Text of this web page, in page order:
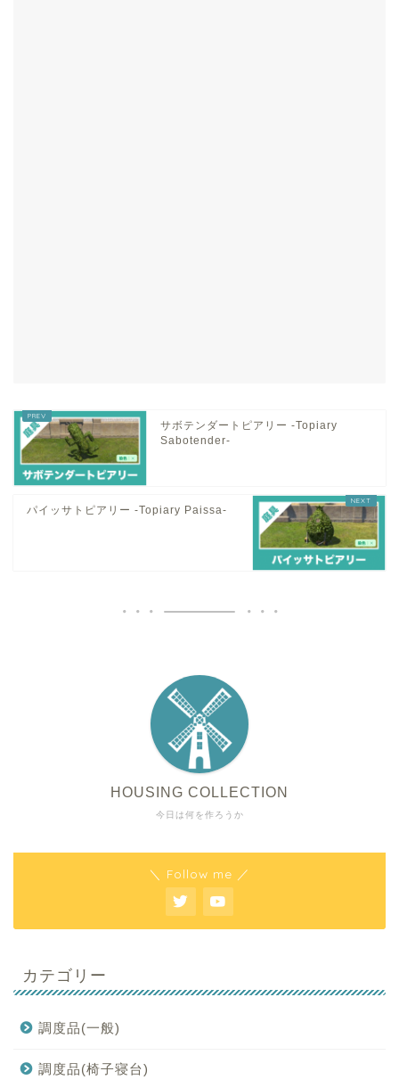
サボテンダートピアリー -Topiary
Sabotender-
パイッサトピアリー -Topiary Paissa-
今日は何を作ろうか
HOUSING COLLECTION
＼ Follow me ／
カテゴリー
調度品(一般)
調度品(椅子寝台)